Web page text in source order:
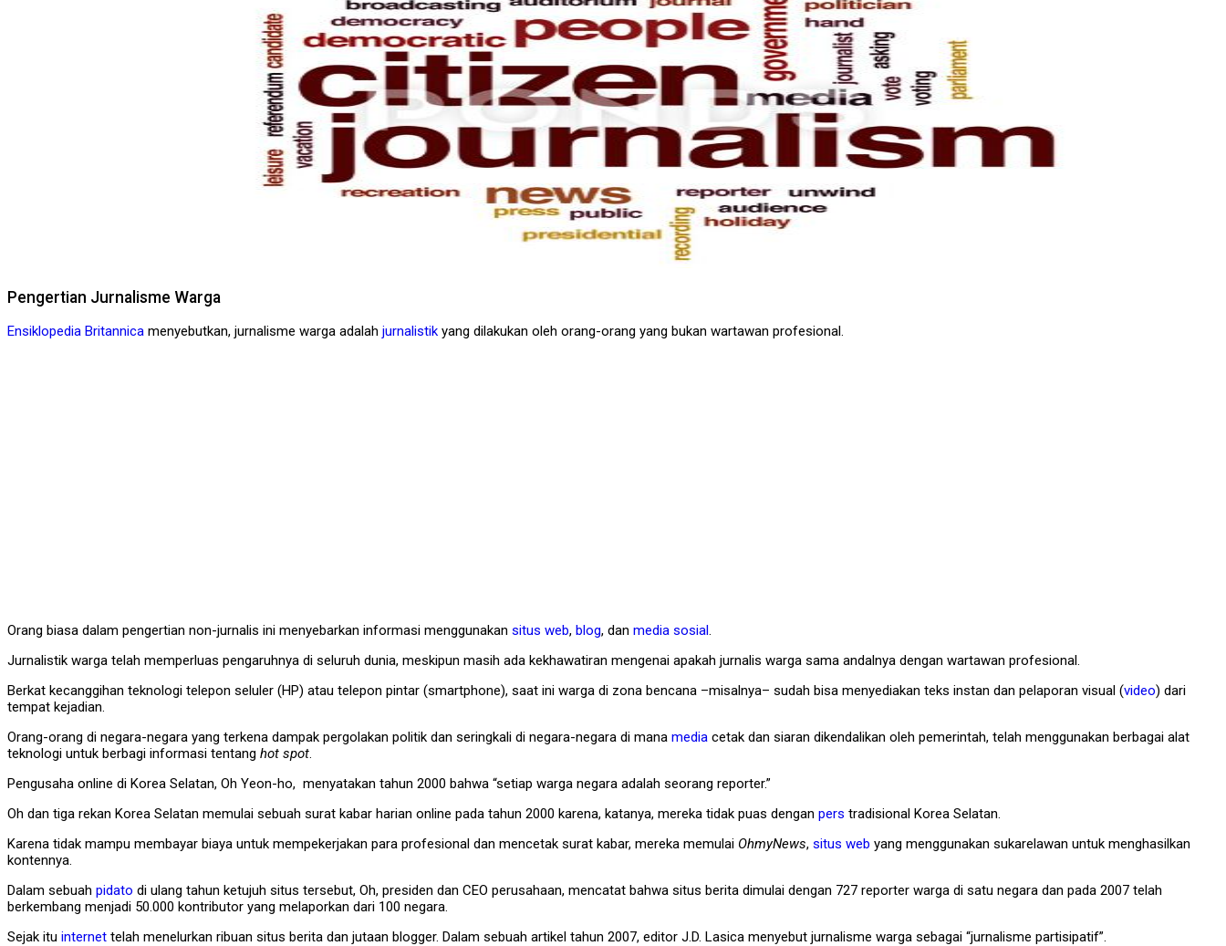
Pengertian Jurnalisme Warga
Ensiklopedia Britannica menyebutkan, jurnalisme warga adalah jurnalistik yang dilakukan oleh orang-orang yang bukan wartawan profesional.
Orang biasa dalam pengertian non-jurnalis ini menyebarkan informasi menggunakan situs web, blog, dan media sosial
Jurnalistik warga telah memperluas pengaruhnya di seluruh dunia, meskipun masih ada kekhawatiran mengenai apakah jurnalis warga sama andalnya dengan wartawan profesional.
Berkat kecanggihan teknologi telepon seluler (HP) atau telepon pintar (smartphone), saat ini warga di zona bencana –misalnya– sudah bisa menyediakan teks instan dan pelaporan visual (video) dari
tempat kejadian.
Orang-orang di negara-negara yang terkena dampak pergolakan politik dan seringkali di negara-negara di mana media cetak dan siaran dikendalikan oleh pemerintah, telah menggunakan berbagai alat
teknologi untuk berbagi informasi tentang hot spot
Pengusaha online di Korea Selatan, Oh Yeon-ho, menyatakan tahun 2000 bahwa “setiap warga negara adalah seorang reporter.”
Oh dan tiga rekan Korea Selatan memulai sebuah surat kabar harian online pada tahun 2000 karena, katanya, mereka tidak puas dengan pers tradisional Korea Selatan.
Karena tidak mampu membayar biaya untuk mempekerjakan para profesional dan mencetak surat kabar, mereka memulai OhmyNews, situs web yang menggunakan sukarelawan untuk menghasilkan
kontennya.
Dalam sebuah pidato di ulang tahun ketujuh situs tersebut, Oh, presiden dan CEO perusahaan, mencatat bahwa situs berita dimulai dengan 727 reporter warga di satu negara dan pada 2007 telah
berkembang menjadi 50.000 kontributor yang melaporkan dari 100 negara.
Sejak itu internet telah menelurkan ribuan situs berita dan jutaan blogger. Dalam sebuah artikel tahun 2007, editor J.D. Lasica menyebut jurnalisme warga sebagai “jurnalisme partisipatif”.